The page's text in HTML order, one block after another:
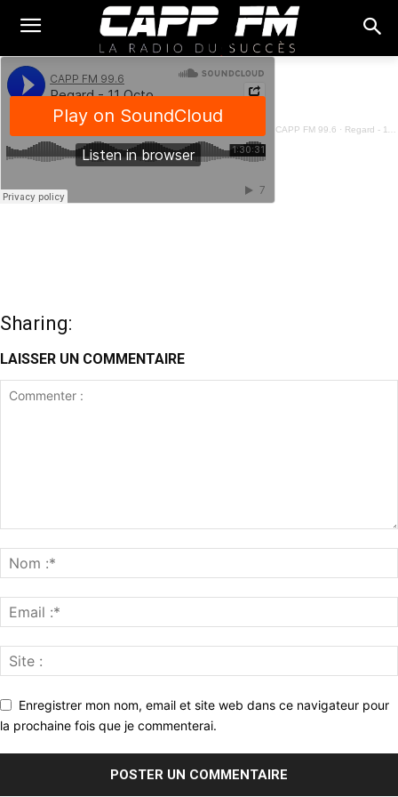
CAPP FM 99.6 · Regard - 11 Octobre 2025
Sharing:
LAISSER UN COMMENTAIRE
Enregistrer mon nom, email et site web dans ce navigateur pour
la prochaine fois que je commenterai.